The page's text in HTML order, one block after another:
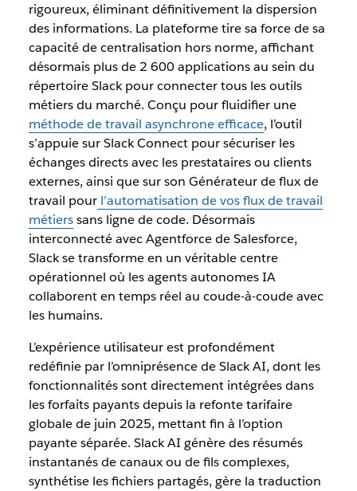
rigoureux, éliminant définitivement la dispersion
des informations. La plateforme tire sa force de sa
capacité de centralisation hors norme, affichant
désormais plus de 2 600 applications au sein du
répertoire Slack pour connecter tous les outils
métiers du marché. Conçu pour fluidifier une
méthode de travail asynchrone efficace, l’outil
s’appuie sur Slack Connect pour sécuriser les
échanges directs avec les prestataires ou clients
externes, ainsi que sur son Générateur de flux de
travail pour l’automatisation de vos flux de travail
métierssans ligne de code. Désormais
interconnecté avec Agentforce de Salesforce,
Slack se transforme en un véritable centre
opérationnel où les agents autonomes IA
collaborent en temps réel au coude-à-coude avec
les humains.
L’expérience utilisateur est profondément
redéfinie par l’omniprésence de Slack AI, dont les
fonctionnalités sont directement intégrées dans
les forfaits payants depuis la refonte tarifaire
globale de juin 2025, mettant fin à l’option
payante séparée. Slack AI génère des résumés
instantanés de canaux ou de fils complexes,
synthétise les fichiers partagés, gère la traduction